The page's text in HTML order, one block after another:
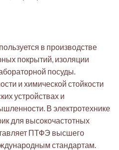
в производстве
покрытий, изоляции
посуды.
и химической стойкости
устройствах и
В электротехнике
для высокочастотных
ПТФЭ высшего
стандартам.